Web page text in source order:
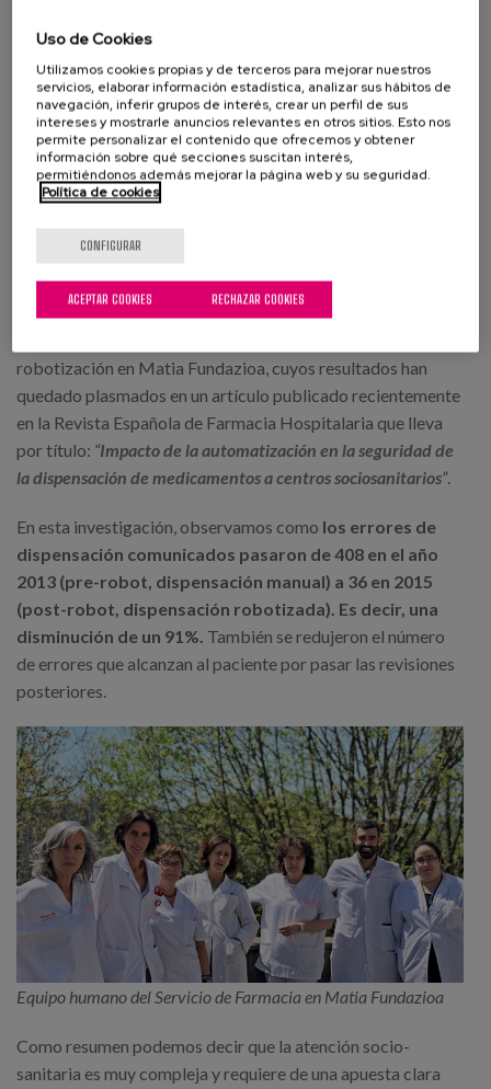
caso de caída, no nos encontramos con ese mismo problema
ya que las pastillas continúan intactas”.
¿Qué dicen los datos? La automatización reduce
significativamente los errores.
Para garantizar la calidad del trabajo realizado cualquier
profesional sanitario puede notificarnos incidencias que
ocurran a lo largo del circuito, lo cual nos sirve como
herramienta de mejora.
Gracias a este seguimiento hemos podido realizar una
robotización en Matia Fundazioa, cuyos resultados han
quedado plasmados en un artículo publicado recientemente
en la Revista Española de Farmacia Hospitalaria que lleva
por título: “Impacto de la automatización en la seguridad de
la dispensación de medicamentos a centros sociosanitarios”.
En esta investigación, observamos como los errores de
dispensación comunicados pasaron de 408 en el año
2013 (pre-robot, dispensación manual) a 36 en 2015
(post-robot, dispensación robotizada). Es decir, una
disminución de un 91%. También se redujeron el número
de errores que alcanzan al paciente por pasar las revisiones
posteriores.
Equipo humano del Servicio de Farmacia en Matia Fundazioa
Como resumen podemos decir que la atención socio-
sanitaria es muy compleja y requiere de una apuesta clara
Uso de Cookies
Utilizamos cookies propias y de terceros para mejorar nuestros
servicios, elaborar información estadística, analizar sus hábitos de
navegación, inferir grupos de interés, crear un perfil de sus
intereses y mostrarle anuncios relevantes en otros sitios. Esto nos
permite personalizar el contenido que ofrecemos y obtener
información sobre qué secciones suscitan interés,
permitiéndonos además mejorar la página web y su seguridad.
Política de cookies
CONFIGURAR
RECHAZAR COOKIES
ACEPTAR COOKIES